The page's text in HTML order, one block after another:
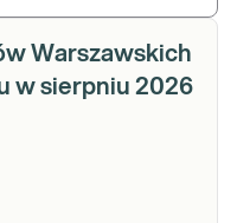
Warszawskich
w sierpniu 2026